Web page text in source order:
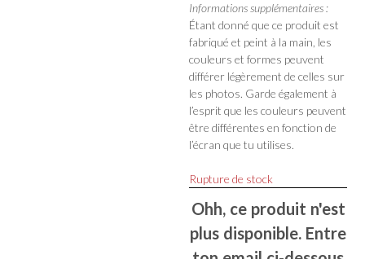
Informations supplémentaires :
Étant donné que ce produit est
fabriqué et peint à la main, les
couleurs et formes peuvent
différer légèrement de celles sur
les photos. Garde également à
l’esprit que les couleurs peuvent
être différentes en fonction de
l’écran que tu utilises.
Rupture de stock
Ohh, ce produit n'est
plus disponible. Entre